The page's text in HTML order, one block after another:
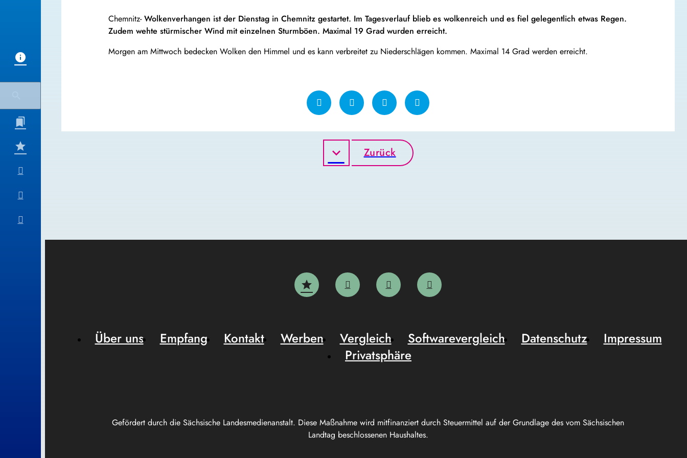
Chemnitz-Wolkenverhangen ist der Dienstag in Chemnitz gestartet. Im Tagesverlauf blieb es wolkenreich und es fiel gelegentlich etwas Regen.
Zudem wehte stürmischer Wind mit einzelnen Sturmböen. Maximal 19 Grad wurden erreicht.
Morgen am Mittwoch bedecken Wolken den Himmel und es kann verbreitet zu Niederschlägen kommen. Maximal 14 Grad werden erreicht.
Zurück
Gefördert durch die Sächsische Landesmedienanstalt. Diese Maßnahme wird mitfinanziert durch Steuermittel auf der Grundlage des vom Sächsischen
Landtag beschlossenen Haushaltes.
Über uns Empfang Kontakt Werben Vergleich Softwarevergleich Datenschutz
Impressum
Privatsphäre